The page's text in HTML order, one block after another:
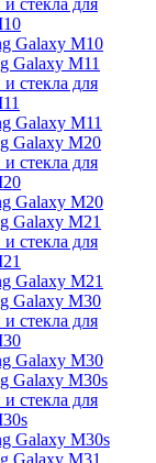
Galaxy M10
Galaxy M11
стекла для
Galaxy M11
Galaxy M20
стекла для
Galaxy M20
Galaxy M21
стекла для
Galaxy M21
Galaxy M30
стекла для
Galaxy M30
Galaxy M30s
стекла для
Galaxy M30s
Galaxy M31